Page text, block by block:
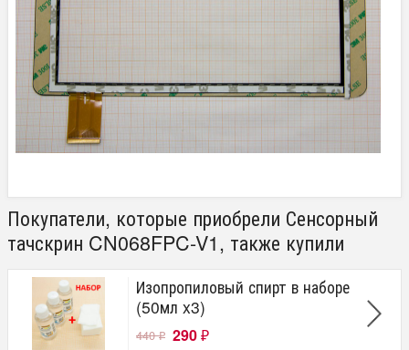
Покупатели, которые приобрели Сенсорный
тачскрин CN068FPC-V1, также купили
Изопропиловый спирт в наборе
(50мл x3)
440₽ 290 ₽